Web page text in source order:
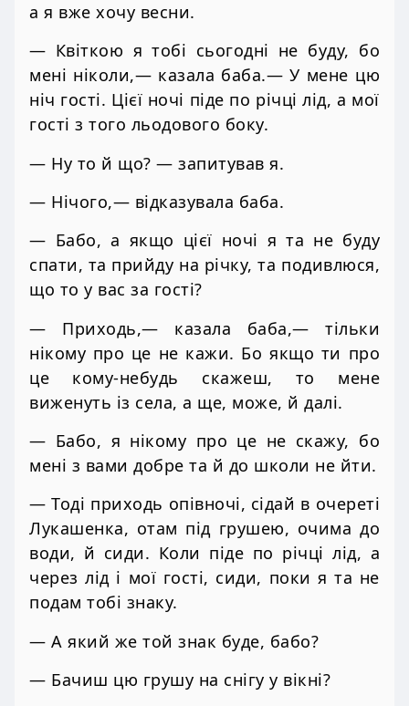
а я вже хочу весни.
— Квіткою я тобі сьогодні не буду, бо
мені ніколи,— казала баба.— У мене цю
ніч гості. Цієї ночі піде по річці лід, а мої
гості з того льодового боку.
— Ну то й що? — запитував я.
— Нічого,— відказувала баба.
— Бабо, а якщо цієї ночі я та не буду
спати, та прийду на річку, та подивлюся,
що то у вас за гості?
— Приходь,— казала баба,— тільки
нікому про це не кажи. Бо якщо ти про
це кому-небудь скажеш, то мене
виженуть із села, а ще, може, й далі.
— Бабо, я нікому про це не скажу, бо
мені з вами добре та й до школи не йти.
— Тоді приходь опівночі, сідай в очереті
Лукашенка, отам під грушею, очима до
води, й сиди. Коли піде по річці лід, а
через лід і мої гості, сиди, поки я та не
подам тобі знаку.
— А який же той знак буде, бабо?
— Бачиш цю грушу на снігу у вікні?